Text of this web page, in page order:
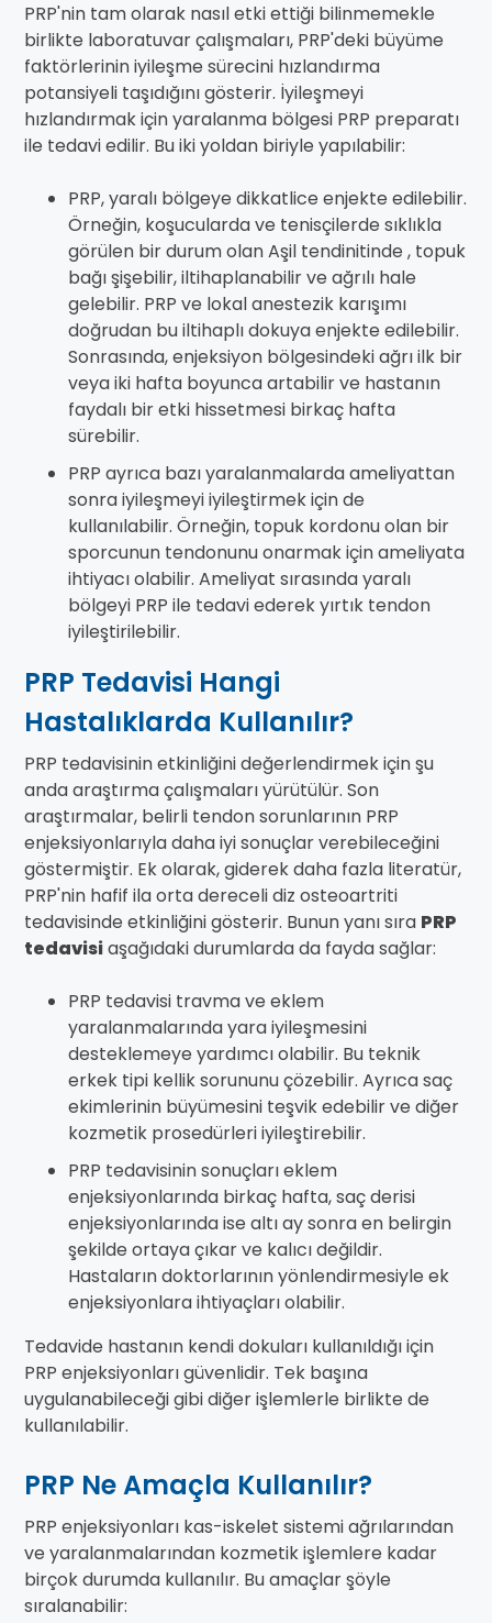
PRP'nin tam olarak nasıl etki ettiği bilinmemekle
birlikte laboratuvar çalışmaları, PRP'deki büyüme
faktörlerinin iyileşme sürecini hızlandırma
potansiyeli taşıdığını gösterir. İyileşmeyi
hızlandırmak için yaralanma bölgesi PRP preparatı
ile tedavi edilir. Bu iki yoldan biriyle yapılabilir:
PRP, yaralı bölgeye dikkatlice enjekte edilebilir.
Örneğin, koşucularda ve tenisçilerde sıklıkla
görülen bir durum olan Aşil tendinitinde , topuk
bağı şişebilir, iltihaplanabilir ve ağrılı hale
gelebilir. PRP ve lokal anestezik karışımı
doğrudan bu iltihaplı dokuya enjekte edilebilir.
Sonrasında, enjeksiyon bölgesindeki ağrı ilk bir
veya iki hafta boyunca artabilir ve hastanın
faydalı bir etki hissetmesi birkaç hafta
sürebilir.
PRP ayrıca bazı yaralanmalarda ameliyattan
sonra iyileşmeyi iyileştirmek için de
kullanılabilir. Örneğin, topuk kordonu olan bir
sporcunun tendonunu onarmak için ameliyata
ihtiyacı olabilir. Ameliyat sırasında yaralı
bölgeyi PRP ile tedavi ederek yırtık tendon
iyileştirilebilir.
PRP Tedavisi Hangi
Hastalıklarda Kullanılır?
PRP tedavisinin etkinliğini değerlendirmek için şu
anda araştırma çalışmaları yürütülür. Son
araştırmalar, belirli tendon sorunlarının PRP
enjeksiyonlarıyla daha iyi sonuçlar verebileceğini
göstermiştir. Ek olarak, giderek daha fazla literatür,
PRP'nin hafif ila orta dereceli diz osteoartriti
tedavisinde etkinliğini gösterir. Bunun yanı sıra PRP
tedavisiaşağıdaki durumlarda da fayda sağlar:
PRP tedavisi travma ve eklem
yaralanmalarında yara iyileşmesini
desteklemeye yardımcı olabilir. Bu teknik
erkek tipi kellik sorununu çözebilir. Ayrıca saç
ekimlerinin büyümesini teşvik edebilir ve diğer
kozmetik prosedürleri iyileştirebilir.
PRP tedavisinin sonuçları eklem
enjeksiyonlarında birkaç hafta, saç derisi
enjeksiyonlarında ise altı ay sonra en belirgin
şekilde ortaya çıkar ve kalıcı değildir.
Hastaların doktorlarının yönlendirmesiyle ek
enjeksiyonlara ihtiyaçları olabilir.
Tedavide hastanın kendi dokuları kullanıldığı için
PRP enjeksiyonları güvenlidir. Tek başına
uygulanabileceği gibi diğer işlemlerle birlikte de
kullanılabilir.
PRP Ne Amaçla Kullanılır?
PRP enjeksiyonları kas-iskelet sistemi ağrılarından
ve yaralanmalarından kozmetik işlemlere kadar
birçok durumda kullanılır. Bu amaçlar şöyle
sıralanabilir: